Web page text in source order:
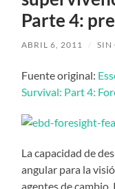
Parte 4:
ABRIL 6, 2011 / SIN
Fuente original:
Survival: Part 4:
La capacidad de
angular para la
agentes de